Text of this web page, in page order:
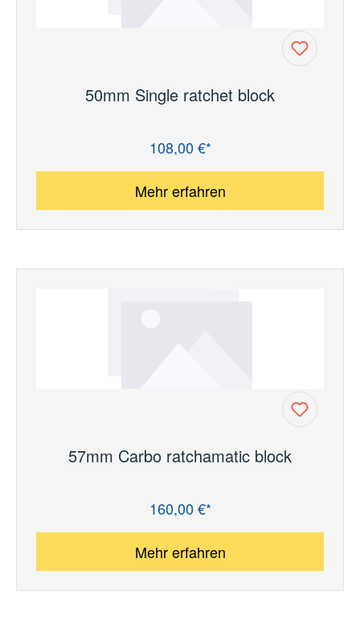
50mm Single ratchet block
108,00 €*
Mehr erfahren
57mm Carbo ratchamatic block
160,00 €*
Mehr erfahren